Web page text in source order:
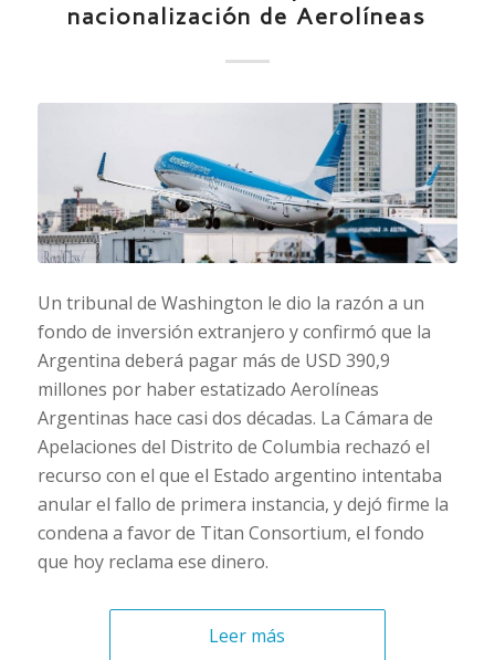
nacionalización de Aerolíneas
Un tribunal de Washington le dio la razón a un
fondo de inversión extranjero y confirmó que la
Argentina deberá pagar más de USD 390,9
millones por haber estatizado Aerolíneas
Argentinas hace casi dos décadas. La Cámara de
Apelaciones del Distrito de Columbia rechazó el
recurso con el que el Estado argentino intentaba
anular el fallo de primera instancia, y dejó firme la
condena a favor de Titan Consortium, el fondo
que hoy reclama ese dinero.
Leer más